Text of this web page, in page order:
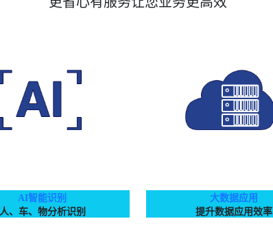
AI智能识别
人、车、物分析识别
大数据应用
提升数据应用效率